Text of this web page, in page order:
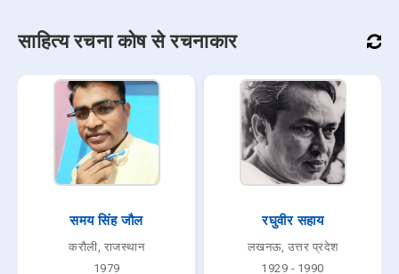
साहित्य रचना कोष से रचनाकार
समय सिंह जौल
करौली, राजस्थान
1979
रघुवीर सहाय
लखनऊ, उत्तर प्रदेश
1929 - 1990